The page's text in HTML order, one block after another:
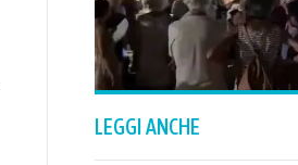
LEGGI ANCHE